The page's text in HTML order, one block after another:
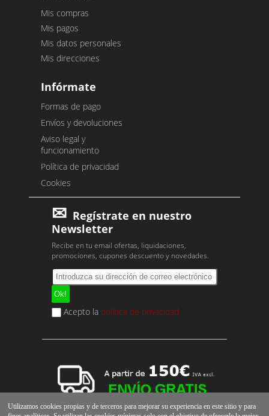
Mis compras
Mis pagos
Mis datos personales
Mis direcciones
Infórmate
Formas de pago
Envíos y devoluciones
Aviso legal y
funcionamiento
Política de privacidad
Cookies
Regístrate en nuestro
Newsletter
Recibe en tu email ofertas, liquidaciones,
promociones, cupones descuento y novedades.
Acepto la política de privacidad
Utilizamos cookies propias y de terceros para mejorar su experiencia en este sitio y para